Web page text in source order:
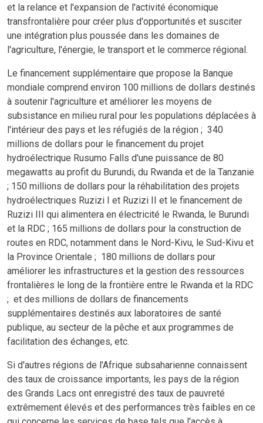
et la relance et l'expansion de l'activité économique
transfrontalière pour créer plus d'opportunités et susciter
une intégration plus poussée dans les domaines de
l'agriculture, l'énergie, le transport et le commerce régional.
Le financement supplémentaire que propose la Banque
mondiale comprend environ 100 millions de dollars destinés
à soutenir l'agriculture et améliorer les moyens de
subsistance en milieu rural pour les populations déplacées à
l'intérieur des pays et les réfugiés de la région ; 340
millions de dollars pour le financement du projet
hydroélectrique Rusumo Falls d'une puissance de 80
megawatts au profit du Burundi, du Rwanda et de la Tanzanie
; 150 millions de dollars pour la réhabilitation des projets
hydroélectriques Ruzizi I et Ruzizi II et le financement de
Ruzizi III qui alimentera en électricité le Rwanda, le Burundi
et la RDC ; 165 millions de dollars pour la construction de
routes en RDC, notamment dans le Nord-Kivu, le Sud-Kivu et
la Province Orientale ; 180 millions de dollars pour
améliorer les infrastructures et la gestion des ressources
frontalières le long de la frontière entre le Rwanda et la RDC
; et des millions de dollars de financements
supplémentaires destinés aux laboratoires de santé
publique, au secteur de la pêche et aux programmes de
facilitation des échanges, etc.
Si d'autres régions de l'Afrique subsaharienne connaissent
des taux de croissance importants, les pays de la région
des Grands Lacs ont enregistré des taux de pauvreté
extrêmement élevés et des performances très faibles en ce